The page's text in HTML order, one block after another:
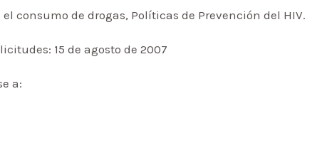
consumo de drogas, Políticas de Prevención del HIV.
15 de agosto de 2007
a: